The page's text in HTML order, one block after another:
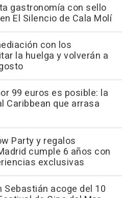
gastronomía con sello
El Silencio de Cala Molí
con los
la huelga y volverán a
99 euros es posible: la
Caribbean que arrasa
Party y regalos
cumple 6 años con
exclusivas
Sebastián acoge del 10